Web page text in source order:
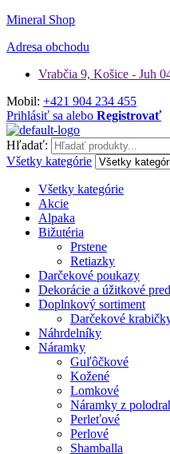
Mineral Shop
Adresa obchodu
Vrabčia 9, Košice - Juh
Mobil: +421 904 234 455
Prihlásiť sa alebo Registrovať
Hľadať:
Všetky kategórie
Všetky kategórie
Akcie
Alpaka
Bižutéria
Prstene
Retiazky
Darčekové poukazy
Dekorácie a úžitkové
Doplnkový sortiment
Darčekové
Náhrdelníky
Náramky
Guľôčkové
Kožené
Lomkové
Náramky z
Perleťové
Perlové
Shamballa